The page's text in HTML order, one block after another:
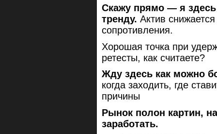
Скажу прямо — я здесь
тренду. Актив
сопротивления.
Хорошая точка при
ретесты, как считаете?
Жду здесь как можно
когда заходить, где
причины
Рынок полон картин,
заработать.